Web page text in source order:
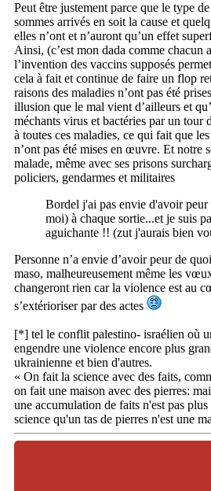
Peut être justement parce que le type
sommes arrivés en soit la cause et
elles n’ont et n’auront qu’un effet
Ainsi, (c’est mon dada comme chacun
l’invention des vaccins supposés
cela à fait et continue de faire un flop
raisons des maladies n’ont pas été
illusion que le mal vient d’ailleurs et
méchants virus et bactéries par un tour
à toutes ces maladies, ce qui fait que
n’ont pas été mises en œuvre. Et notre
malade, même avec ses prisons
policiers, gendarmes et militaires
Bordel j'ai pas envie d'avoir peur
moi) à chaque sortie...et je suis
aguichante !! (zut j'aurais bien
Personne n’a envie d’avoir peur de
maso, malheureusement même les
changeront rien car la violence est au
s’extérioriser par des actes
[*] tel le conflit palestino- israélien où
engendre une violence encore plus
ukrainienne et bien d'autres.
« On fait la science avec des faits,
on fait une maison avec des pierres:
une accumulation de faits n'est pas plus
science qu'un tas de pierres n'est une